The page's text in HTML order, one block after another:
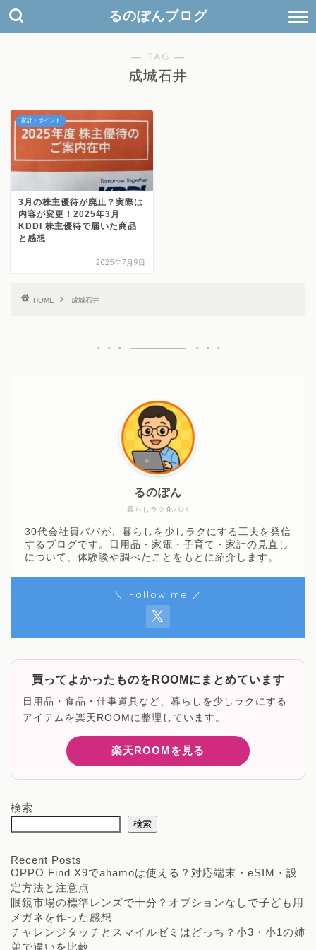
索
キ
るのぽんブログ
― TAG ―
成城石井
家計・ポイント
3月の株主優待が廃止？実際は
内容が変更！2025年3月
KDDI 株主優待で届いた商品
と感想
2025年7月9日
HOME 成城石井
暮らしラク化パパ
るのぽん
30代会社員パパが、暮らしを少しラクにする工夫を発信
するブログです。日用品・家電・子育て・家計の見直し
について、体験談や調べたことをもとに紹介します。
＼ Follow me ／
買ってよかったものをROOMにまとめています
日用品・食品・仕事道具など、暮らしを少しラクにする
アイテムを楽天ROOMに整理しています。
楽天ROOMを見る
検索
検索
Recent Posts
OPPO Find X9でahamoは使える？対応端末・eSIM・設
定方法と注意点
眼鏡市場の標準レンズで十分？オプションなしで子ども用
メガネを作った感想
チャレンジタッチとスマイルゼミはどっち？小3・小1の姉
弟で違いを比較